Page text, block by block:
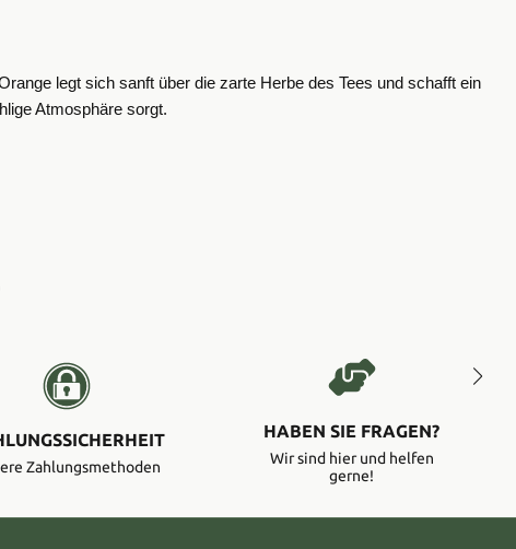
legt sich sanft über die zarte Herbe des Tees und schafft ein
Atmosphäre sorgt.
Zahlungsmethoden
HABEN SIE FRAGEN?
Wir sind hier und helfen
gerne!